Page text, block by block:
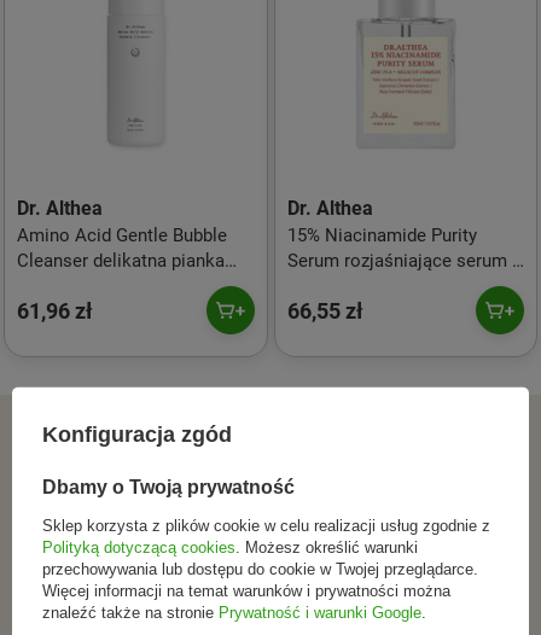
Dr. Althea
Amino Acid Gentle Bubble
Cleanser delikatna pianka
oczyszczająca do twarzy
140ml
61,96 zł
Dr. Althea
15% Niacinamide Purity
Serum rozjaśniające serum z
66,55 zł
ZAPISZ SIĘ DO NEWSLETTERA
Dołącz do tych, którzy
wybierają świadomie.
Zapisz się do newslettera i otrzymuj informacje o
Konfiguracja zgód
Dbamy o Twoją prywatność
Sklep korzysta z plików cookie w celu realizacji usług zgodnie z
Polityką dotyczącą cookies . Możesz określić warunki
przechowywania lub dostępu do cookie w Twojej przeglądarce.
Więcej informacji na temat warunków i prywatności można
znaleźć także na stronie Prywatność i warunki Google